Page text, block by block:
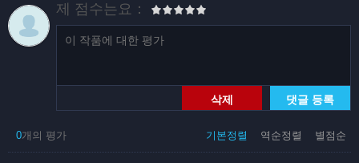
제 점수는요：
삭제 댓글 등록
기본정렬 역순정렬 별점순
0개의 평가